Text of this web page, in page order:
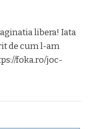
libera! Iata
de cum l-am
foka.ro/joc-